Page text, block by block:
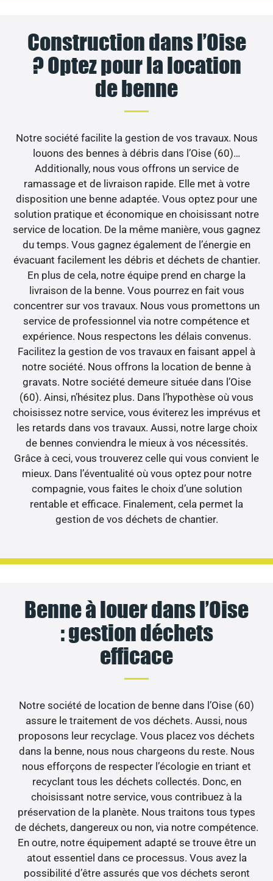
Construction dans l’Oise
? Optez pour la location
de benne
Notre société facilite la gestion de vos travaux. Nous
louons des bennes à débris dans l’Oise (60)…
Additionally, nous vous offrons un service de
ramassage et de livraison rapide. Elle met à votre
disposition une benne adaptée. Vous optez pour une
solution pratique et économique en choisissant notre
service de location. De la même manière, vous gagnez
du temps. Vous gagnez également de l’énergie en
évacuant facilement les débris et déchets de chantier.
En plus de cela, notre équipe prend en charge la
livraison de la benne. Vous pourrez en fait vous
concentrer sur vos travaux. Nous vous promettons un
service de professionnel via notre compétence et
expérience. Nous respectons les délais convenus.
Facilitez la gestion de vos travaux en faisant appel à
notre société. Nous offrons la location de benne à
gravats. Notre société demeure située dans l’Oise
(60). Ainsi, n’hésitez plus. Dans l’hypothèse où vous
choisissez notre service, vous éviterez les imprévus et
les retards dans vos travaux. Aussi, notre large choix
de bennes conviendra le mieux à vos nécessités.
Grâce à ceci, vous trouverez celle qui vous convient le
mieux. Dans l’éventualité où vous optez pour notre
compagnie, vous faites le choix d’une solution
rentable et efficace. Finalement, cela permet la
gestion de vos déchets de chantier.
Benne à louer dans l’Oise
: gestion déchets
efficace
Notre société de location de benne dans l’Oise (60)
assure le traitement de vos déchets. Aussi, nous
proposons leur recyclage. Vous placez vos déchets
dans la benne, nous nous chargeons du reste. Nous
nous efforçons de respecter l’écologie en triant et
recyclant tous les déchets collectés. Donc, en
choisissant notre service, vous contribuez à la
préservation de la planète. Nous traitons tous types
de déchets, dangereux ou non, via notre compétence.
En outre, notre équipement adapté se trouve être un
atout essentiel dans ce processus. Vous avez la
possibilité d’être assurés que vos déchets seront